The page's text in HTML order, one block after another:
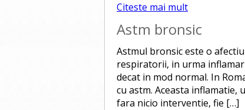
Citeste mai mult
Astm bronsic
Astmul bronsic este o
respiratorii, in urma
decat in mod normal. In
cu astm. Aceasta inflamatie,
fara nicio interventie, fie […]